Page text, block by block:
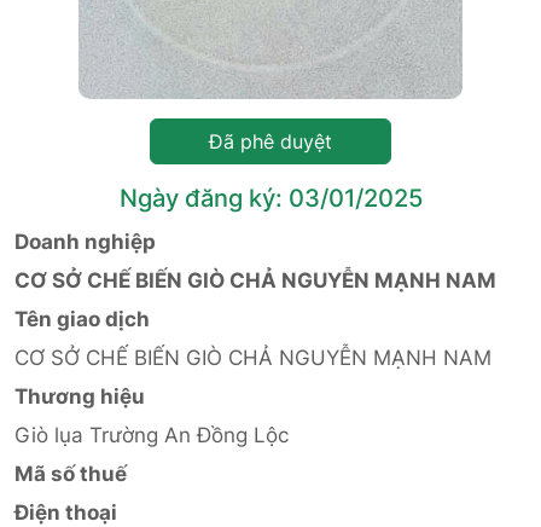
Đã phê duyệt
Ngày đăng ký: 03/01/2025
Doanh nghiệp
CƠ SỞ CHẾ BIẾN GIÒ CHẢ NGUYỄN MẠNH NAM
Tên giao dịch
CƠ SỞ CHẾ BIẾN GIÒ CHẢ NGUYỄN MẠNH NAM
Thương hiệu
Giò lụa Trường An Đồng Lộc
Mã số thuế
Điện thoại